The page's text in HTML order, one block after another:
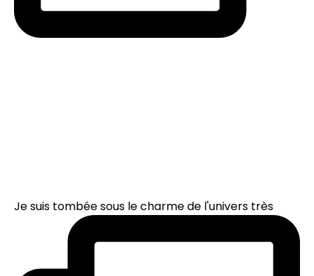
Je suis tombée sous le charme de l'univers très